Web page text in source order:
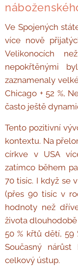
Ve Spojených
více nově
Velikonocích
nepokřtěnými
zaznamenaly
Chicago + 52 %,
často ještě
Tento pozitivní
kontextu. Na
církve v USA
zatímco během
70 tisíc. I když se
(přes 90 tisíc v
hodnoty než
života
50 % křtů dětí, 59
Současný
celkový ústup.